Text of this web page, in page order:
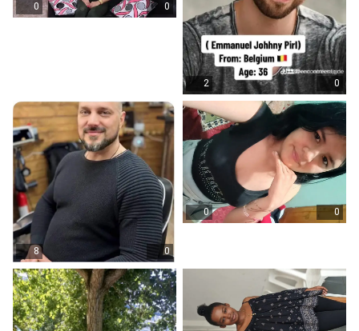
0 0
2 0
8 0
0 0